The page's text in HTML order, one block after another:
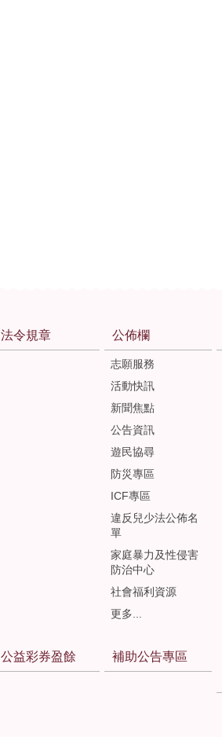
法令規章 公佈欄
志願服務
活動快訊
新聞焦點
公告資訊
遊民協尋
防災專區
ICF專區
違反兒少法公佈名
單
家庭暴力及性侵害
防治中心
社會福利資源
更多...
公益彩券盈餘 補助公告專區